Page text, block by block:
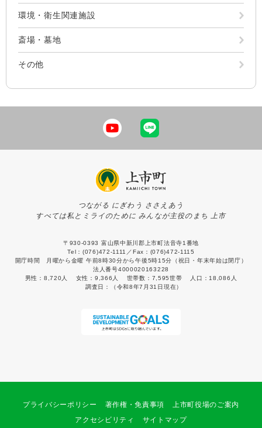
環境・衛生関連施設
斎場・墓地
その他
つながる にぎわう ささえあう
すべては私とミライのために みんなが主役のまち 上市
〒930-0393 富山県中新川郡上市町法音寺1番地
Tel：(076)472-1111／Fax：(076)472-1115
開庁時間 月曜から金曜 午前8時30分から午後5時15分（祝日・年末年始は閉庁）
法人番号4000020163228
男性： 8,720人 女性： 9,366人 世帯数： 7,595世帯 人口： 18,086人
調査日：
（令和8年7月31日現在）
プライバシーポリシー 著作権・免責事項
上市町役場のご案内
アクセシビリティ
サイトマップ